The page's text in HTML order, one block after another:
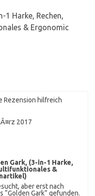
1 Harke, Rechen,
& Ergonomic
Rezension hilfreich
2017
Gark, (3-in-1 Harke,
&
aber erst nach
“Golden Gark” gefunden.